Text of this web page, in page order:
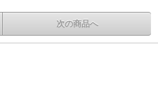
次の商品へ